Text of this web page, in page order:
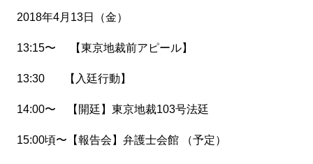
2018年4月13日（金）
13:15〜 【東京地裁前アピール】
13:30 【入廷行動】
14:00〜 【開廷】東京地裁103号法廷
15:00頃〜【報告会】弁護士会館 （予定）